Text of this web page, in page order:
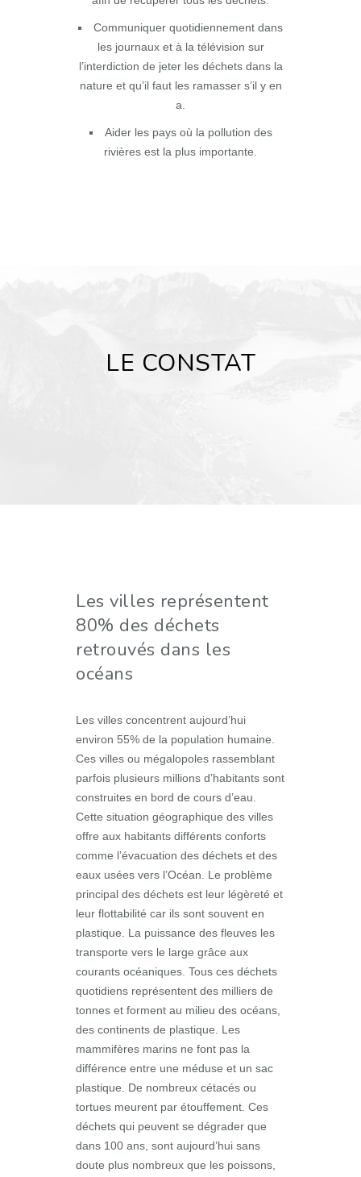
Communiquer quotidiennement dans
les journaux et à la télévision sur
l’interdiction de jeter les déchets dans la
nature et qu’il faut les ramasser s’il y en
a.
Aider les pays où la pollution des
rivières est la plus importante.
LE CONSTAT
Les villes représentent
80% des déchets
retrouvés dans les
océans
Les villes concentrent aujourd’hui
environ 55% de la population humaine.
Ces villes ou mégalopoles rassemblant
parfois plusieurs millions d’habitants sont
construites en bord de cours d’eau.
Cette situation géographique des villes
offre aux habitants différents conforts
comme l’évacuation des déchets et des
eaux usées vers l’Océan. Le problème
principal des déchets est leur légèreté et
leur flottabilité car ils sont souvent en
plastique. La puissance des fleuves les
transporte vers le large grâce aux
courants océaniques. Tous ces déchets
quotidiens représentent des milliers de
tonnes et forment au milieu des océans,
des continents de plastique. Les
mammifères marins ne font pas la
différence entre une méduse et un sac
plastique. De nombreux cétacés ou
tortues meurent par étouffement. Ces
déchets qui peuvent se dégrader que
dans 100 ans, sont aujourd’hui sans
doute plus nombreux que les poissons,